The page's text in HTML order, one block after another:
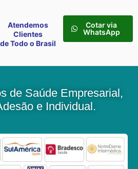
Atendemos
Clientes
de Todo o Brasil
Cotar via
WhatsApp
de Saúde Empresarial,
e Individual.